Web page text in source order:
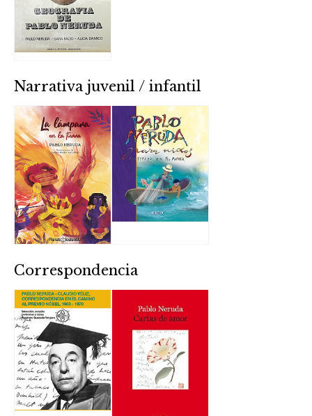
Narrativa juvenil / infantil
Correspondencia